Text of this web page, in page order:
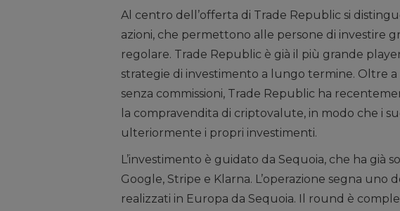
Al centro dell’offerta di Trade Republic si
azioni, che permettono alle persone di investire
regolare. Trade Republic è già il più grande
strategie di investimento a lungo termine. Oltre
senza commissioni, Trade Republic ha
la compravendita di criptovalute, in modo che i
ulteriormente i propri investimenti.
L’investimento è guidato da Sequoia, che ha già
Google, Stripe e Klarna. L’operazione segna uno
realizzati in Europa da Sequoia. Il round è